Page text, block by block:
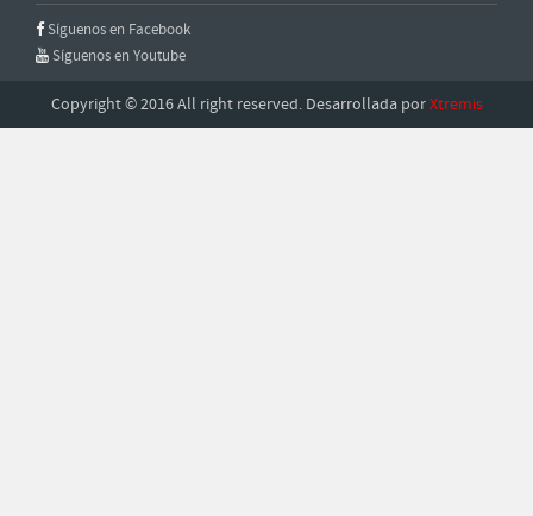
Síguenos en Facebook
Síguenos en Youtube
Copyright © 2016 All right reserved. Desarrollada porXtremis